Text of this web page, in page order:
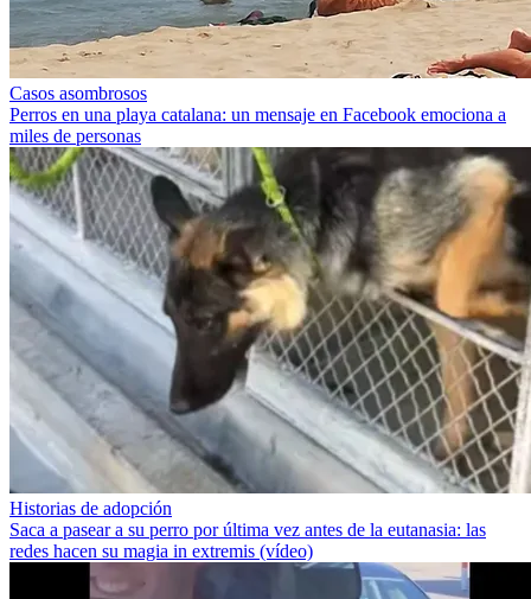
Casos asombrosos
Perros en una playa catalana: un mensaje en Facebook emociona a
miles de personas
Historias de adopción
Saca a pasear a su perro por última vez antes de la eutanasia: las
redes hacen su magia in extremis (vídeo)